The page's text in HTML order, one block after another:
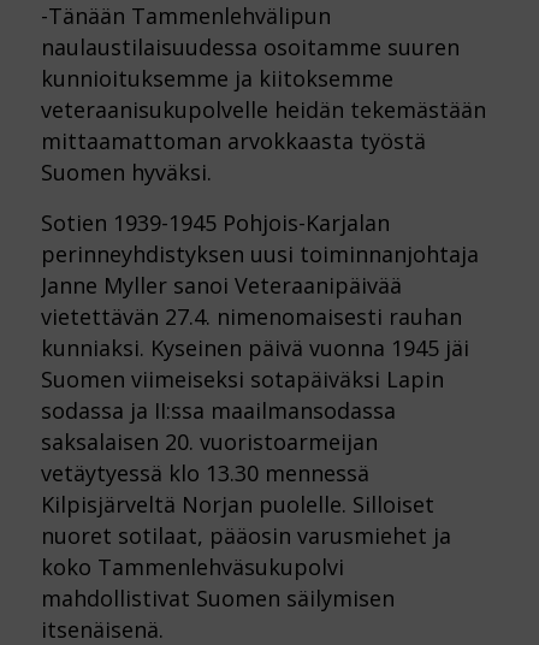
-Tänään Tammenlehvälipun
naulaustilaisuudessa osoitamme suuren
kunnioituksemme ja kiitoksemme
veteraanisukupolvelle heidän tekemästään
mittaamattoman arvokkaasta työstä
Suomen hyväksi.
Sotien 1939-1945 Pohjois-Karjalan
perinneyhdistyksen uusi toiminnanjohtaja
Janne Myller sanoi Veteraanipäivää
vietettävän 27.4. nimenomaisesti rauhan
kunniaksi. Kyseinen päivä vuonna 1945 jäi
Suomen viimeiseksi sotapäiväksi Lapin
sodassa ja II:ssa maailmansodassa
saksalaisen 20. vuoristoarmeijan
vetäytyessä klo 13.30 mennessä
Kilpisjärveltä Norjan puolelle. Silloiset
nuoret sotilaat, pääosin varusmiehet ja
koko Tammenlehväsukupolvi
mahdollistivat Suomen säilymisen
itsenäisenä.